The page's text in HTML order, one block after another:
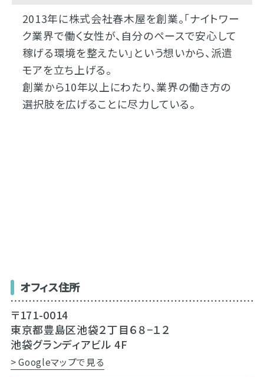
2013年に株式会社春木屋を創業。「ナイトワー
ク業界で働く女性が、自分のペースで安心して
稼げる環境を整えたい」という想いから、派遣
モアを立ち上げる。
創業から10年以上にわたり、業界の働き方の
選択肢を広げることに尽力している。
オフィス住所
〒171-0014
東京都豊島区池袋２丁目６８−１２
池袋グランディアビル 4F
> Googleマップで見る